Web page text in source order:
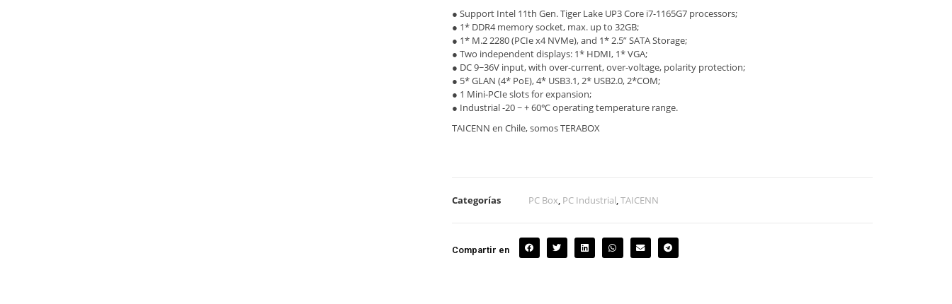
● Support Intel 11th Gen. Tiger Lake UP3 Core i7-1165G7 processors;
● 1* DDR4 memory socket, max. up to 32GB;
● 1* M.2 2280 (PCIe x4 NVMe), and 1* 2.5” SATA Storage;
● Two independent displays: 1* HDMI, 1* VGA;
● DC 9~36V input, with over-current, over-voltage, polarity protection;
● 5* GLAN (4* PoE), 4* USB3.1, 2* USB2.0, 2*COM;
● 1 Mini-PCIe slots for expansion;
● Industrial -20 ~ + 60℃ operating temperature range.
TAICENN en Chile, somos TERABOX
Categorías PC Box, PC Industrial,TAICENN
Compartir en